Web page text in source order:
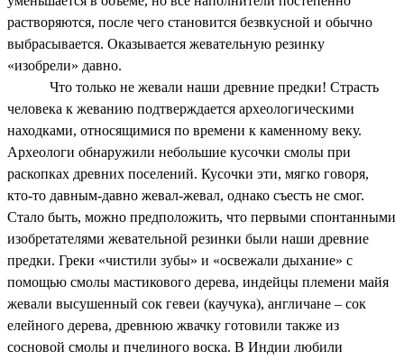
растворяются, после чего становится безвкусной и обычно
выбрасывается. Оказывается жевательную резинку
«изобрели» давно.
Что только не жевали наши древние предки! Страсть
человека к жеванию подтверждается археологическими
находками, относящимися по времени к каменному веку.
Археологи обнаружили небольшие кусочки смолы при
раскопках древних поселений. Кусочки эти, мягко говоря,
кто-то давным-давно жевал-жевал, однако съесть не смог.
Стало быть, можно предположить, что первыми спонтанными
изобретателями жевательной резинки были наши древние
предки. Греки «чистили зубы» и «освежали дыхание» с
помощью смолы мастикового дерева, индейцы племени майя
жевали высушенный сок гевеи (каучука), англичане – сок
елейного дерева, древнюю жвачку готовили также из
сосновой смолы и пчелиного воска. В Индии любили